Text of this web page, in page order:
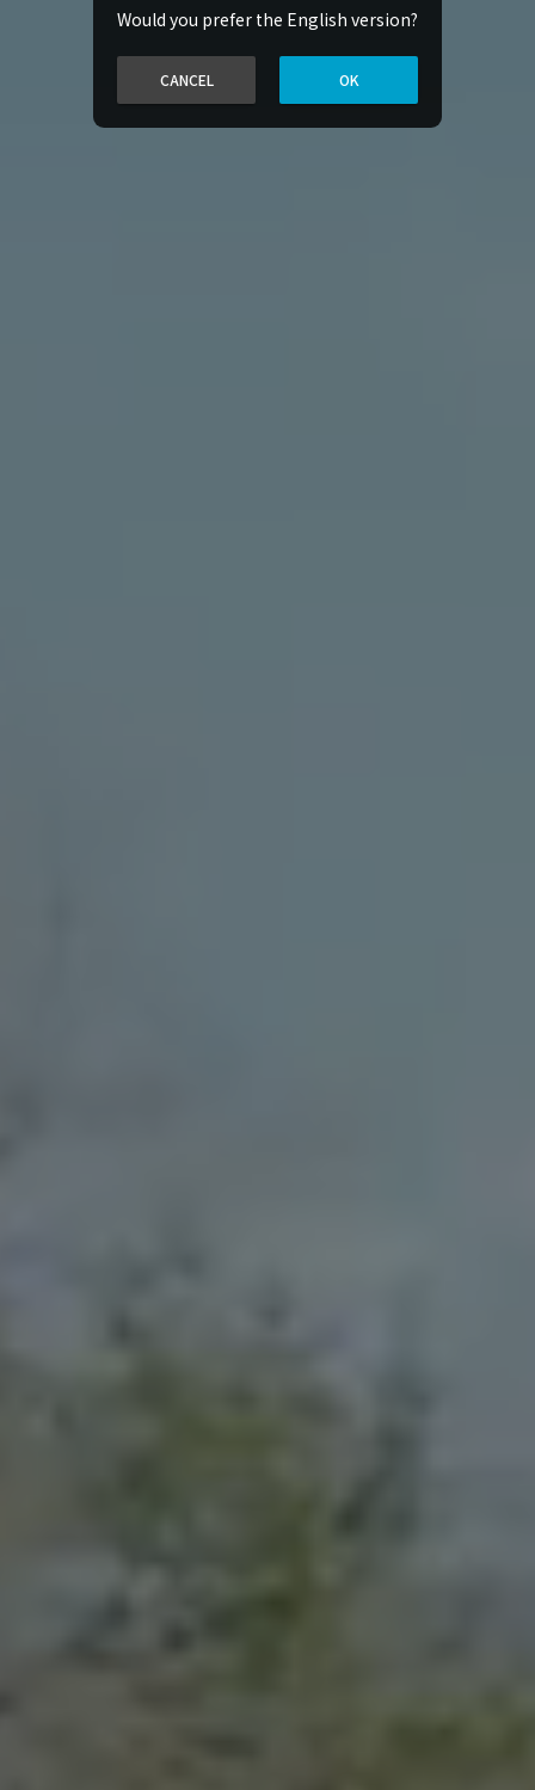
Would you prefer the English version?
CANCEL OK